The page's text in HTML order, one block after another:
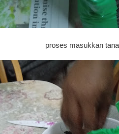
proses masukkan